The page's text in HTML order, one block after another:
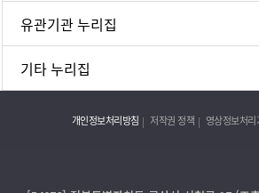
유관기관 누리집
기타 누리집
개인정보처리방침 저작권 정책 영상정보처리